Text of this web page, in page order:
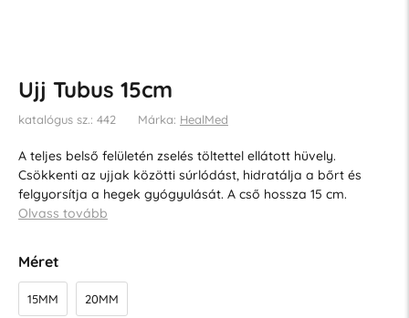
Ujj Tubus 15cm
katalógus sz.: 442 Márka: HealMed
A teljes belső felületén zselés töltettel ellátott hüvely.
Csökkenti az ujjak közötti súrlódást, hidratálja a bőrt és
felgyorsítja a hegek gyógyulását. A cső hossza 15 cm.
Olvass tovább
Méret
15MM 20MM